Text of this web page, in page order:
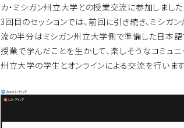
カ・ミシガン州立大学との授業交流に参加しました
3回目のセッションでは、前回に引き続き、ミシガ
流の半分はミシガン州立大学側で準備した日本語
授業で学んだことを生かして、楽しそうなコミュ
州立大学の学生とオンラインによる交流を行います